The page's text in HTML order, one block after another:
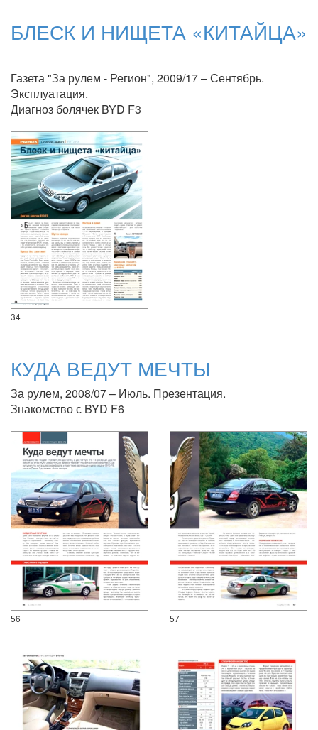
БЛЕСК И НИЩЕТА «КИТАЙЦА»
Газета "За рулем - Регион", 2009/17 – Сентябрь.
Эксплуатация.
Диагноз болячек BYD F3
34
КУДА ВЕДУТ МЕЧТЫ
За рулем, 2008/07 – Июль. Презентация.
Знакомство с BYD F6
56 57